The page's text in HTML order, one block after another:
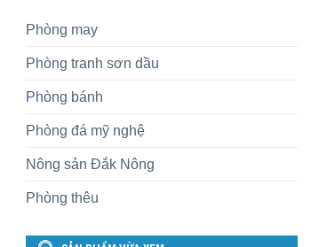
Phòng may
Phòng tranh sơn dầu
Phòng bánh
Phòng đá mỹ nghệ
Nông sản Đắk Nông
Phòng thêu